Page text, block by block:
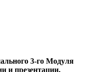
3-го Модуля
и презентации.